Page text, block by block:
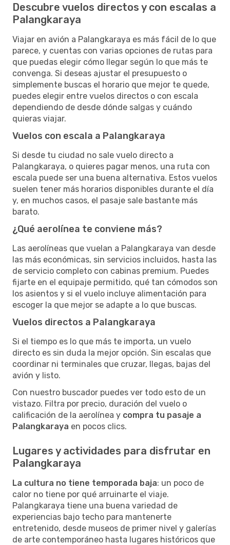
Descubre vuelos directos y con escalas a
Palangkaraya
Viajar en avión a Palangkaraya es más fácil de lo que
parece, y cuentas con varias opciones de rutas para
que puedas elegir cómo llegar según lo que más te
convenga. Si deseas ajustar el presupuesto o
simplemente buscas el horario que mejor te quede,
puedes elegir entre vuelos directos o con escala
dependiendo de desde dónde salgas y cuándo
quieras viajar.
Vuelos con escala a Palangkaraya
Si desde tu ciudad no sale vuelo directo a
Palangkaraya, o quieres pagar menos, una ruta con
escala puede ser una buena alternativa. Estos vuelos
suelen tener más horarios disponibles durante el día
y, en muchos casos, el pasaje sale bastante más
barato.
¿Qué aerolínea te conviene más?
Las aerolíneas que vuelan a Palangkaraya van desde
las más económicas, sin servicios incluidos, hasta las
de servicio completo con cabinas premium. Puedes
fijarte en el equipaje permitido, qué tan cómodos son
los asientos y si el vuelo incluye alimentación para
escoger la que mejor se adapte a lo que buscas.
Vuelos directos a Palangkaraya
Si el tiempo es lo que más te importa, un vuelo
directo es sin duda la mejor opción. Sin escalas que
coordinar ni terminales que cruzar, llegas, bajas del
avión y listo.
Con nuestro buscador puedes ver todo esto de un
vistazo. Filtra por precio, duración del vuelo o
calificación de la aerolínea y compra tu pasaje a
Palangkaraya en pocos clics.
Lugares y actividades para disfrutar en
Palangkaraya
La cultura no tiene temporada baja: un poco de
calor no tiene por qué arruinarte el viaje.
Palangkaraya tiene una buena variedad de
experiencias bajo techo para mantenerte
entretenido, desde museos de primer nivel y galerías
de arte contemporáneo hasta lugares históricos que